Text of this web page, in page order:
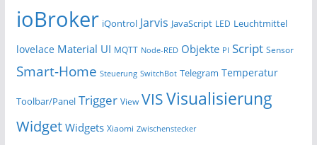
ioBroker iQontrol Jarvis JavaScript LED Leuchtmittel
lovelace Material UI MQTT Node-RED Objekte PI Script Sensor
Smart-Home Steuerung SwitchBot Telegram Temperatur
Toolbar/Panel Trigger View VISVisualisierung
Widget Widgets Xiaomi Zwischenstecker